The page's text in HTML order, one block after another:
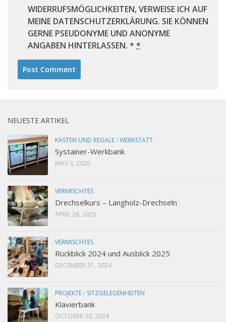
WIDERRUFSMÖGLICHKEITEN, VERWEISE ICH AUF
MEINE DATENSCHUTZERKLÄRUNG. SIE KÖNNEN
GERNE PSEUDONYME UND ANONYME
ANGABEN HINTERLASSEN. * *
NEUESTE ARTIKEL
KÄSTEN UND REGALE/WERKSTATT
Systainer-Werkbank
MAY 3, 2026
VERMISCHTES
Drechselkurs – Langholz-Drechseln
APRIL 28, 2025
VERMISCHTES
Rückblick 2024 und Ausblick 2025
DECEMBER 31, 2024
PROJEKTE/ SITZGELEGENHEITEN
Klavierbank
OCTOBER 30, 2024